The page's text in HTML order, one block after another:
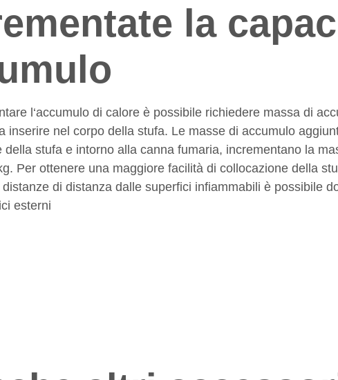
la
l‘accumulo di calore è possibile richiedere massa di
inserire nel corpo della stufa. Le masse di accumulo
della stufa e intorno alla canna fumaria, incrementano la
Per ottenere una maggiore facilità di collocazione della
di distanza dalle superfici infiammabili è possibile
esterni